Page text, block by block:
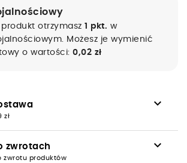
otrzymasz 1 pkt. w
Możesz je wymienić
o wartości: 0,02 zł
keyboard_arrow_down
zł
keyboard_arrow_down
zwrotach
zwrotu produktów